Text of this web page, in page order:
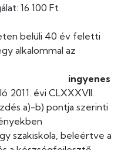
16 100 Ft
belüli 40 év feletti
alkalommal az
ingyenes
2011. évi CLXXXVII.
a)-b) pontja szerinti
szakiskola, beleértve a